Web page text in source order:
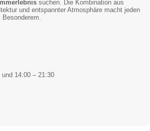
suchen. Die Kombination aus
und entspannter Atmosphäre macht jeden
Besonderem.
14:00 – 21:30